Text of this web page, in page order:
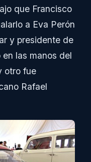
que Francisco
a Eva Perón
y presidente de
las manos del
otro fue
Rafael